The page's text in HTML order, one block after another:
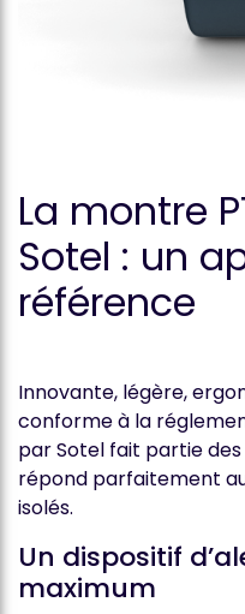
La montre
Sotel : un
référence
Innovante, légère,
conforme à la
par Sotel fait partie
répond parfaitement
isolés.
Un dispositif
maximum